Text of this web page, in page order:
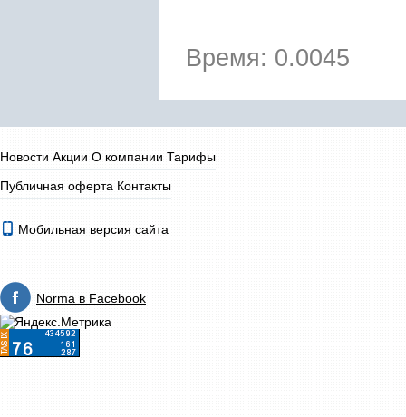
Время: 0.0045
Новости Акции О компании Тарифы
Публичная оферта Контакты
Мобильная версия сайта
Norma в Facebook